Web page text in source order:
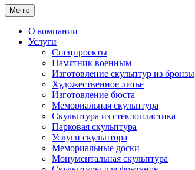
Меню
О компании
Услуги
Спецпроекты
Памятник военным
Изготовление скульптур из бронзы
Художественное литье
Изготовление бюста
Мемориальная скульптура
Скульптура из стеклопластика
Парковая скульптура
Услуги скульптора
Мемориальные доски
Монументальная скульптура